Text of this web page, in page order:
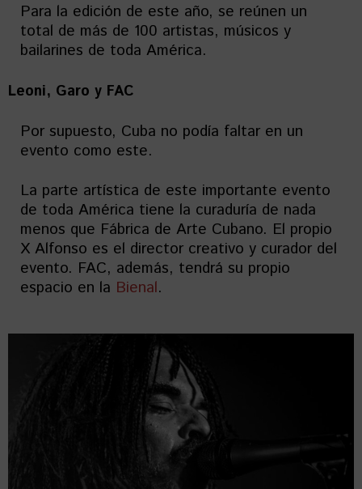
Para la edición de este año, se reúnen un
total de más de 100 artistas, músicos y
bailarines de toda América.
Leoni, Garo y FAC
Por supuesto, Cuba no podía faltar en un
evento como este.
La parte artística de este importante evento
de toda América tiene la curaduría de nada
menos que Fábrica de Arte Cubano. El propio
X Alfonso es el director creativo y curador del
evento. FAC, además, tendrá su propio
espacio en la Bienal.